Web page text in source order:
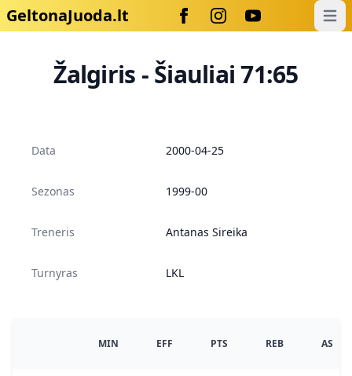
GeltonaJuoda.lt
Žalgiris - Šiauliai 71:65
Data 2000-04-25
Sezonas 1999-00
Treneris Antanas Sireika
Turnyras LKL
MIN EFF PTS REB AS